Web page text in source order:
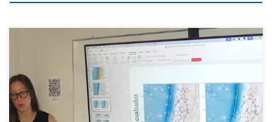
Tesis de magíster de Camila Pincheira Uribe. Las montañas de las dorsales
submarinas que ingresan con la placa de Nazca bajo la Sudamericana
modifican la forma en que se distribuyen […]